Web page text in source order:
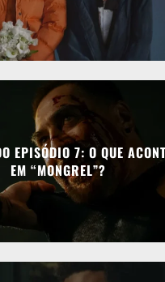
EPISÓDIO 7: O QUE
EM “MONGREL”?